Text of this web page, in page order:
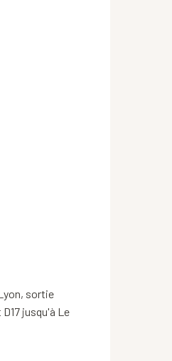
sortie
jusqu'à Le